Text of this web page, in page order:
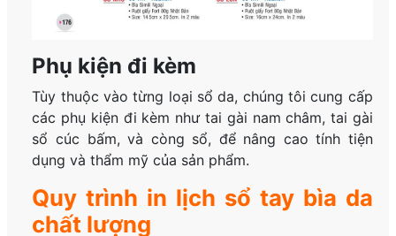
Phụ kiện đi kèm
Tùy thuộc vào từng loại sổ da, chúng tôi cung cấp
các phụ kiện đi kèm như tai gài nam châm, tai gài
sổ cúc bấm, và còng sổ, để nâng cao tính tiện
dụng và thẩm mỹ của sản phẩm.
Quy trình in lịch sổ tay bìa da
chất lượng